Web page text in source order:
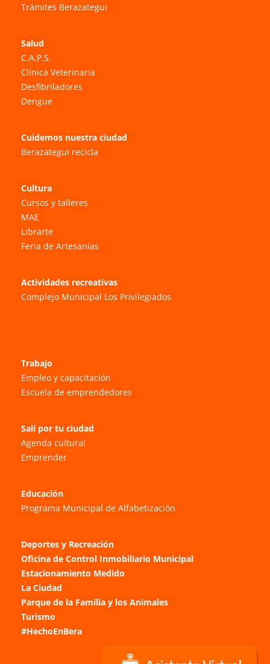
Trámites Berazategui
Salud
C.A.P.S.
Clínica Veterinaria
Desfibriladores
Dengue
Cuidemos nuestra ciudad
Berazategui recicla
Cultura
Cursos y talleres
MAE
Librarte
Feria de Artesanías
Actividades recreativas
Complejo Municipal Los Privilegiados
Trabajo
Empleo y capacitación
Escuela de emprendedores
Salí por tu ciudad
Agenda cultural
Emprender
Educación
Programa Municipal de Alfabetización
Deportes y Recreación
Oficina de Control Inmobiliario Municipal
Estacionamiento Medido
La Ciudad
Parque de la Familia y los Animales
Turismo
#HechoEnBera